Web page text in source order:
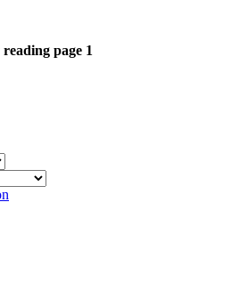
page 1